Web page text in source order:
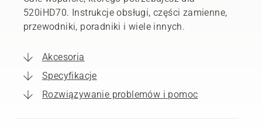
520iHD70. Instrukcje obsługi, części zamienne,
przewodniki, poradniki i wiele innych.
Akcesoria
Specyfikacje
Rozwiązywanie problemów i pomoc